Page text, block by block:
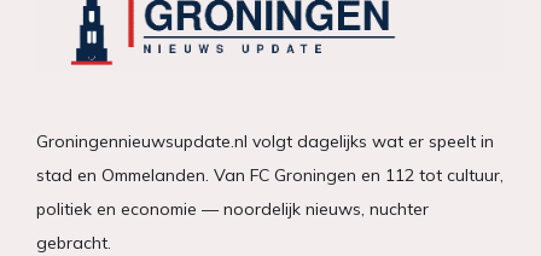
Groningennieuwsupdate.nl volgt dagelijks wat er speelt in
stad en Ommelanden. Van FC Groningen en 112 tot cultuur,
politiek en economie — noordelijk nieuws, nuchter
gebracht.